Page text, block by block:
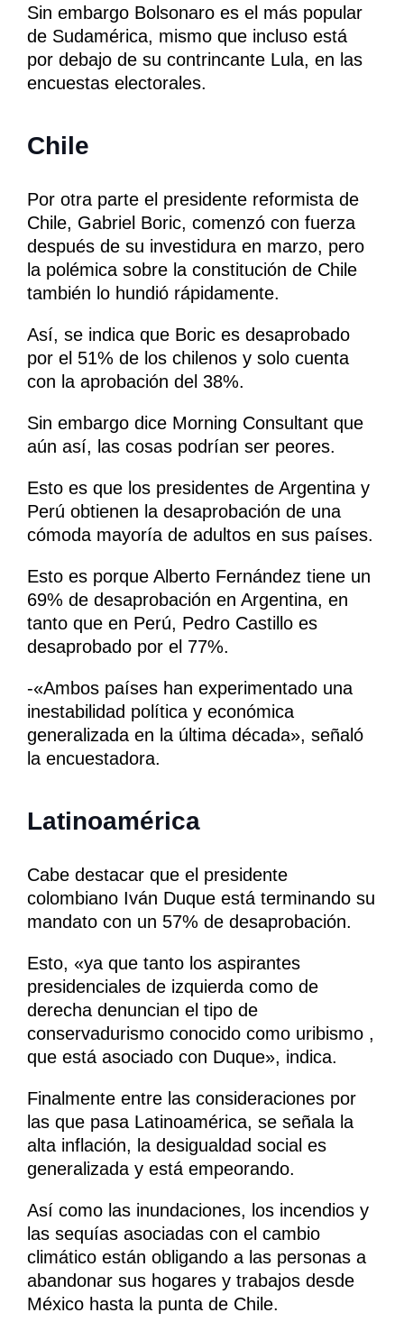
Sin embargo Bolsonaro es el más popular
de Sudamérica, mismo que incluso está
por debajo de su contrincante Lula, en las
encuestas electorales.
Chile
Por otra parte el presidente reformista de
Chile, Gabriel Boric, comenzó con fuerza
después de su investidura en marzo, pero
la polémica sobre la constitución de Chile
también lo hundió rápidamente.
Así, se indica que Boric es desaprobado
por el 51% de los chilenos y solo cuenta
con la aprobación del 38%.
Sin embargo dice Morning Consultant que
aún así, las cosas podrían ser peores.
Esto es que los presidentes de Argentina y
Perú obtienen la desaprobación de una
cómoda mayoría de adultos en sus países.
Esto es porque Alberto Fernández tiene un
69% de desaprobación en Argentina, en
tanto que en Perú, Pedro Castillo es
desaprobado por el 77%.
-«Ambos países han experimentado una
inestabilidad política y económica
generalizada en la última década», señaló
la encuestadora.
Latinoamérica
Cabe destacar que el presidente
colombiano Iván Duque está terminando su
mandato con un 57% de desaprobación.
Esto, «ya que tanto los aspirantes
presidenciales de izquierda como de
derecha denuncian el tipo de
conservadurismo conocido como uribismo ,
que está asociado con Duque», indica.
Finalmente entre las consideraciones por
las que pasa Latinoamérica, se señala la
alta inflación, la desigualdad social es
generalizada y está empeorando.
Así como las inundaciones, los incendios y
las sequías asociadas con el cambio
climático están obligando a las personas a
abandonar sus hogares y trabajos desde
México hasta la punta de Chile.